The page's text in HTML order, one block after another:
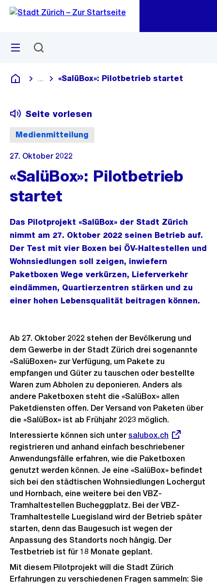
Navigation
Sprunglink
Menü
Deutsch
Blende alle Breadcrumbs ein
«SalüBox»: Pilotbetrieb startet
Medienmitteilung
Seite vorlesen
27. Oktober 2022
«SalüBox»: Pilotbetrieb
startet
Das Pilotprojekt «SalüBox» der Stadt Zürich
nimmt am 27. Oktober 2022 seinen Betrieb auf.
Der Test mit vier Boxen bei ÖV-Haltestellen und
Wohnsiedlungen soll zeigen, inwiefern
Paketboxen Wege verkürzen, Lieferverkehr
eindämmen, Quartierzentren stärken und zu
einer hohen Lebensqualität beitragen können.
Ab 27. Oktober 2022 stehen der Bevölkerung und
dem Gewerbe in der Stadt Zürich drei sogenannte
«SalüBoxen» zur Verfügung, um Pakete zu
empfangen und Güter zu tauschen oder bestellte
Waren zum Abholen zu deponieren. Anders als
andere Paketboxen steht die «SalüBox» allen
Paketdiensten offen. Der Versand von Paketen über
die «SalüBox» ist ab Frühjahr 2023 möglich.
Interessierte können sich unter Externer
Link:
salubox.ch
registrieren und anhand einfach beschriebener
Anwendungsfälle erfahren, wie die Paketboxen
genutzt werden können. Je eine «SalüBox» befindet
sich bei den städtischen Wohnsiedlungen Lochergut
und Hornbach, eine weitere bei den VBZ-
Tramhaltestellen Bucheggplatz. Bei der VBZ-
Tramhaltestelle Luegisland wird der Betrieb später
starten, denn das Baugesuch ist wegen der
Anpassung des Standorts noch hängig. Der
Testbetrieb ist für 18 Monate geplant.
Mit diesem Pilotprojekt will die Stadt Zürich
Erfahrungen zu verschiedenen Fragen sammeln: Sie